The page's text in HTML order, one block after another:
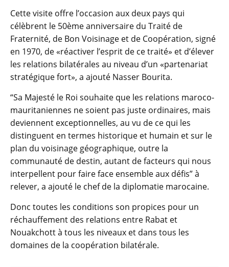
Cette visite offre l’occasion aux deux pays qui
célèbrent le 50ème anniversaire du Traité de
Fraternité, de Bon Voisinage et de Coopération, signé
en 1970, de «réactiver l’esprit de ce traité» et d’élever
les relations bilatérales au niveau d’un «partenariat
stratégique fort», a ajouté Nasser Bourita.
“Sa Majesté le Roi souhaite que les relations maroco-
mauritaniennes ne soient pas juste ordinaires, mais
deviennent exceptionnelles, au vu de ce qui les
distinguent en termes historique et humain et sur le
plan du voisinage géographique, outre la
communauté de destin, autant de facteurs qui nous
interpellent pour faire face ensemble aux défis” à
relever, a ajouté le chef de la diplomatie marocaine.
Donc toutes les conditions son propices pour un
réchauffement des relations entre Rabat et
Nouakchott à tous les niveaux et dans tous les
domaines de la coopération bilatérale.